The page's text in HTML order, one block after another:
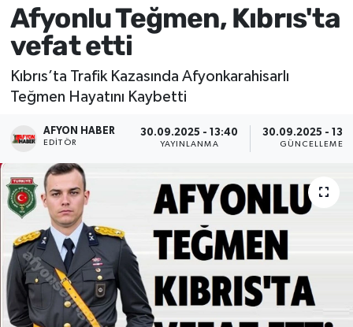
Afyonlu Teğmen, Kıbrıs'ta
vefat etti
Kıbrıs’ta Trafik Kazasında Afyonkarahisarlı
Teğmen Hayatını Kaybetti
AFYON HABER
EDITÖR
30.09.2025 - 13:40
YAYINLANMA
30.09.2025 -
GÜNCELLEME
Sağlık
Eğitim
Sivil Toplum
Ekonomi
Magazin
Etkinlikler